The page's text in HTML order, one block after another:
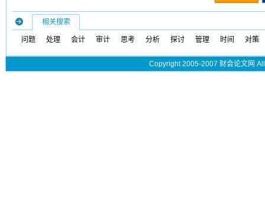
相关搜索
问题 处理 会计 审计 思考 分析 探讨 管理 时间 对策
Copyright 2005-2007 财会论文网